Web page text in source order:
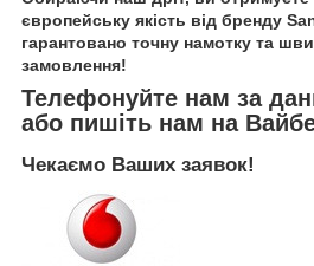
європейську якість від бренду
гарантовано точну намотку та
замовлення!
Телефонуйте нам за
або пишіть нам на
Чекаємо Ваших заявок!